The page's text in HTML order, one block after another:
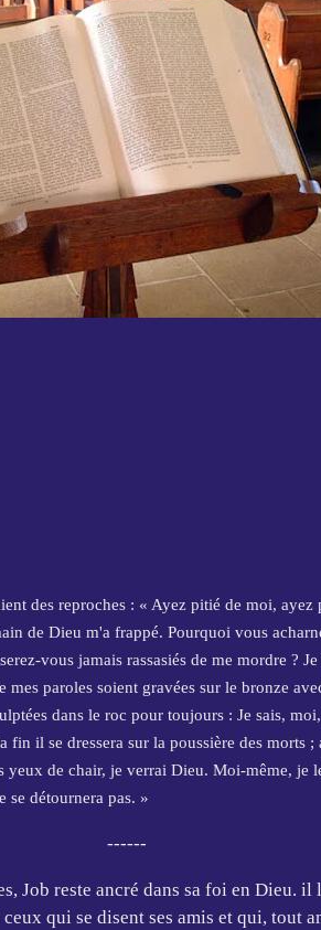
des reproches : « Ayez pitié de moi, ayez
de Dieu m'a frappé. Pourquoi vous
vous jamais rassasiés de me mordre ?
mes paroles soient gravées sur le bronze
dans le roc pour toujours : Je sais,
fin il se dressera sur la poussière des morts ;
yeux de chair, je verrai Dieu. Moi-même, je
se détournera pas. »
------
Job reste ancré dans sa foi en Dieu. il
qui se disent ses amis et qui, tout